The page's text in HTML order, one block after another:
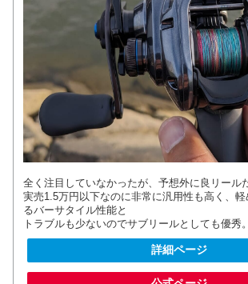
全く注目していなかったが、予想外に良リール
実売1.5万円以下なのに非常に汎用性も高く、軽
るバーサタイル性能と
トラブルも少ないのでサブリールとしても優秀。
詳細ページ